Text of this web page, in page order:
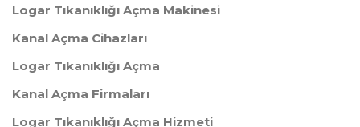
Logar Tıkanıklığı Açma Makinesi
Kanal Açma Cihazları
Logar Tıkanıklığı Açma
Kanal Açma Firmaları
Logar Tıkanıklığı Açma Hizmeti